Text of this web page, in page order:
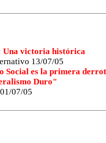
Una victoria histórica
13/07/05
Social es la primera
Duro"
07/05